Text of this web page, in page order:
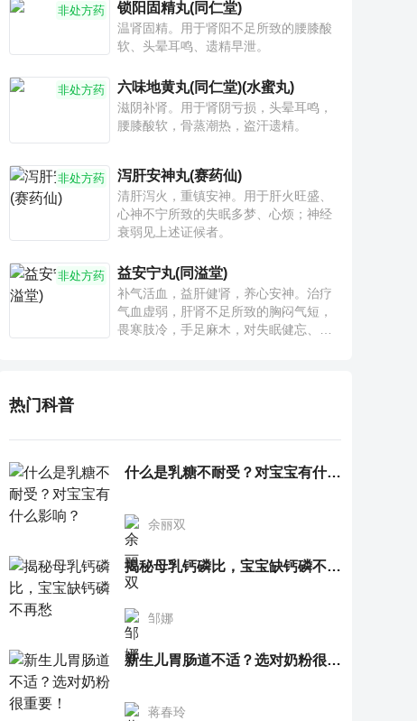
非处方药 锁阳固精丸(同仁堂)
温肾固精。用于肾阳不足所致的腰膝酸
软、头晕耳鸣、遗精早泄。
非处方药 六味地黄丸(同仁堂)(水蜜丸)
滋阴补肾。用于肾阴亏损，头晕耳鸣，
腰膝酸软，骨蒸潮热，盗汗遗精。
非处方药 泻肝安神丸(赛药仙)
清肝泻火，重镇安神。用于肝火旺盛、
心神不宁所致的失眠多梦、心烦；神经
衰弱见上述证候者。
非处方药 益安宁丸(同溢堂)
补气活血，益肝健肾，养心安神。治疗
气血虚弱，肝肾不足所致的胸闷气短，
畏寒肢冷，手足麻木，对失眠健忘、神
热门科普
什么是乳糖不耐受？对宝宝有什么影响？
余丽双
揭秘母乳钙磷比，宝宝缺钙磷不再愁
邹娜
新生儿胃肠道不适？选对奶粉很重要！
蒋春玲